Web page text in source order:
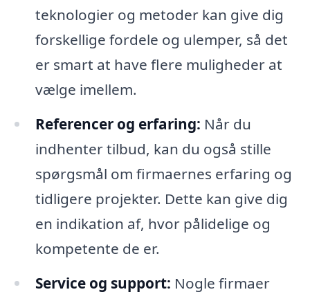
teknologier og metoder kan give dig
forskellige fordele og ulemper, så det
er smart at have flere muligheder at
vælge imellem.
Referencer og erfaring: Når du
indhenter tilbud, kan du også stille
spørgsmål om firmaernes erfaring og
tidligere projekter. Dette kan give dig
en indikation af, hvor pålidelige og
kompetente de er.
Service og support: Nogle firmaer